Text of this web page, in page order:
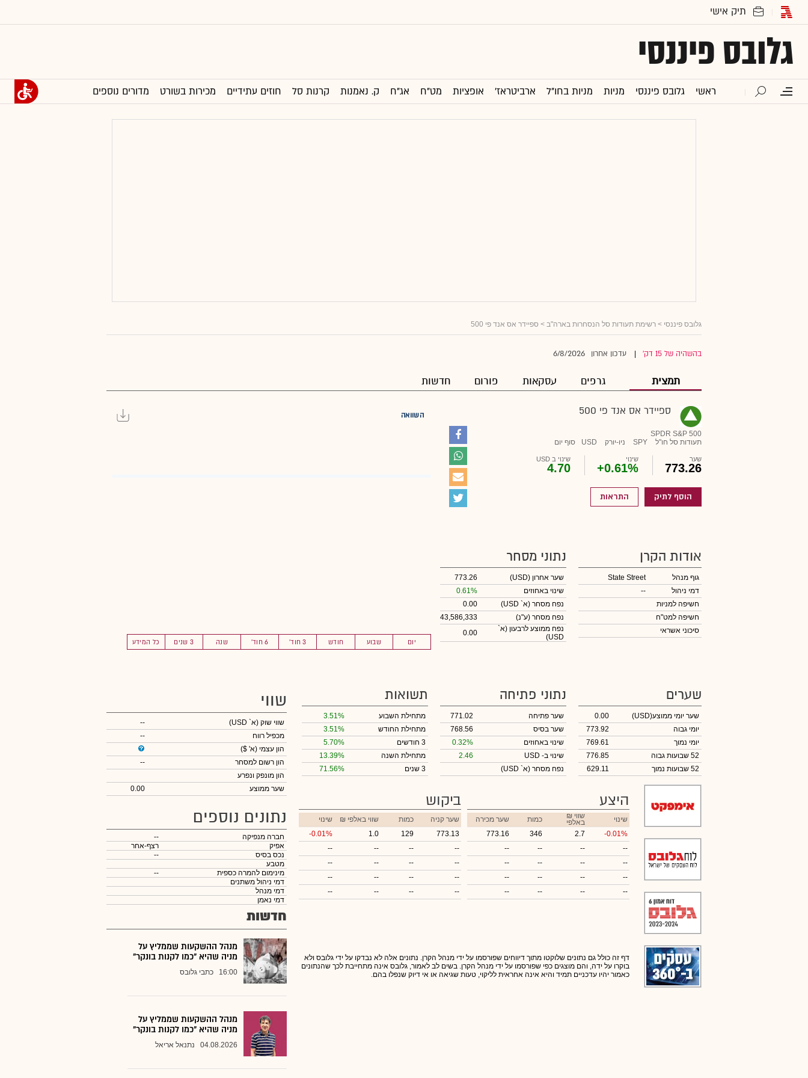
גלובס פיננסי
ראשי גלובס פיננסי מניות מניות בחו"ל ארביטראז' אופציות מט"ח אג"ח ק. נאמנות קרנות סל חוזים עתידיים מכירות בשורט מדורים נוספים
גלובס פיננסי > רשימת תעודות סל הנסחרות בארה"ב > ספיידר אס אנד פי 500
בהשהיה של 15 דק' עדכון אחרון 6/8/2026
תמצית גרפים עסקאות פורום חדשות
ספיידר אס אנד פי 500
SPDR S&P 500
תעודות סל חו"ל
SPY ניו-יורק USD סוף יום
שער
773.26
שינוי
+0.61%
שינוי ב USD
4.70
הוסף לתיק התראות
השוואה
יום שבוע חודש 3 חוד' 6 חוד' שנה 3 שנים כל המידע
אודות הקרן
גוף מנהל
State Street
דמי ניהול
--
חשיפה למניות
חשיפה למט"ח
סיכוני אשראי
נתוני מסחר
שער אחרון (USD)
773.26
שינוי באחוזים
0.61%
נפח מסחר (א` USD)
0.00
נפח מסחר (ע"נ)
43,586,333
נפח ממוצע לרבעון (א`
USD)
0.00
שערים
שער יומי ממוצע(USD)
0.00
יומי גבוה
773.92
יומי נמוך
769.61
52 שבועות גבוה
776.85
52 שבועות נמוך
629.11
נתוני פתיחה
שער פתיחה
771.02
שער בסיס
768.56
שינוי באחוזים
0.32%
שינוי ב- USD
2.46
נפח מסחר (א` USD)
תשואות
מתחילת השבוע
3.51%
מתחילת החודש
3.51%
3 חודשים
5.70%
מתחילת השנה
13.39%
3 שנים
71.56%
היצע
שינוי ₪ שווי
באלפי כמות
שער מכירה
-0.01%
2.7
346
773.16
--
--
--
--
--
--
--
--
--
--
--
--
--
--
--
--
ביקוש
שער קניה כמות ₪ שווי באלפי
שינוי
773.13
129
1.0
-0.01%
--
--
--
--
--
--
--
--
--
--
--
--
--
--
--
--
דף זה כולל גם נתונים שלוקטו מתוך דיווחים שפורסמו על ידי מנהל הקרן. נתונים אלה לא נבדקו על ידי גלובס ולא
בוקרו על ידה, והם מוצגים כפי שפורסמו על ידי מנהל הקרן. בשים לב לאמור, גלובס אינה מתחייבת לכך שהנתונים
כאמור יהיו עדכניים תמיד והיא אינה אחראית לליקוי, טעות שגיאה או אי דיוק שנפלו בהם.
שווי
שווי שוק (א` USD)
--
מכפיל רווח
--
הון עצמי (א' $)
הון רשום למסחר
--
הון מונפק ונפרע
שער ממוצע
0.00
נתונים נוספים
חברה מנפיקה
--
אפיק
רצף-אחר
נכס בסיס
--
מטבע
מינימום להמרה כספית
--
דמי ניהול משתנים
דמי מנהל
דמי נאמן
חדשות
מנהל ההשקעות שממליץ על
מניה שהיא "כמו לקנות בונקר"
16:00 כתבי גלובס
מנהל ההשקעות שממליץ על
מניה שהיא "כמו לקנות בונקר"
04.08.2026 נתנאל אריאל